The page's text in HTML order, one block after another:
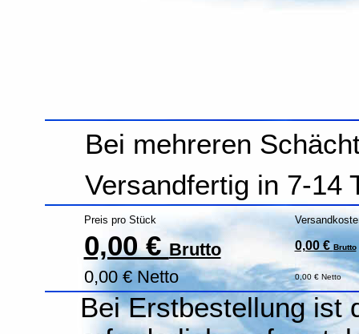
Bei mehreren
Versandfertig in 7-14
Preis pro Stück
0,00 €Brutto 0,00 €Brutto
0,00 € Netto 0,00 € Netto
Bei Erstbestellung ist